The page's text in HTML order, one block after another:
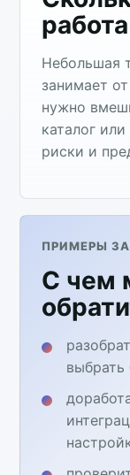
работа
Небольшая
занимает
нужно
каталог
риски и
ПРИМЕРЫ
С чем
выбрать